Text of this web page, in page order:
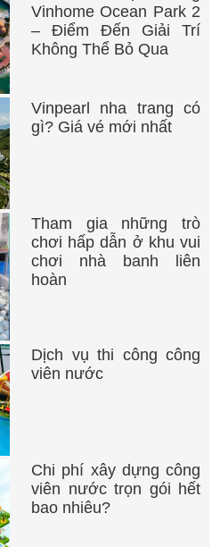
Vinhome Ocean Park 2
– Điểm Đến Giải Trí
Không Thể Bỏ Qua
Vinpearl nha trang có
gì? Giá vé mới nhất
Tham gia những trò
chơi hấp dẫn ở khu vui
chơi nhà banh liên
hoàn
Dịch vụ thi công công
viên nước
Chi phí xây dựng công
viên nước trọn gói hết
bao nhiêu?